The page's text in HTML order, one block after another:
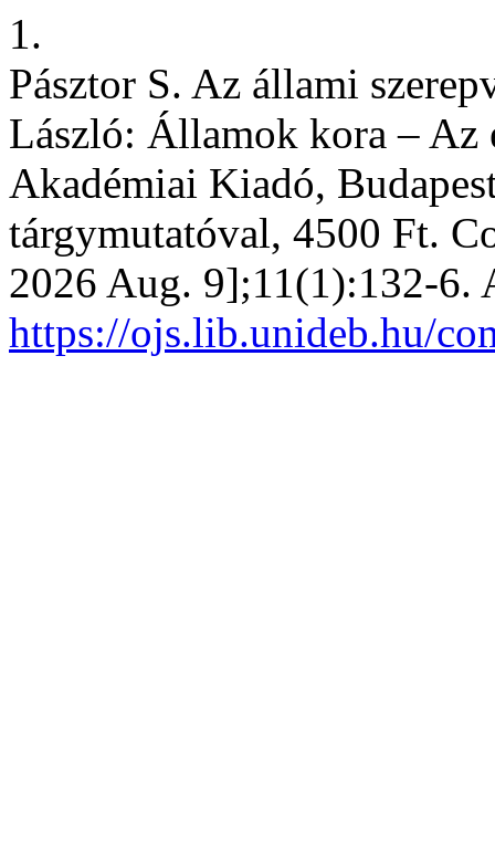
1.
Pásztor S. Az állami
László: Államok kora –
Akadémiai Kiadó,
tárgymutatóval, 4500 Ft.
2026 Aug. 9];11(1):132-6.
https://ojs.lib.unideb.hu/